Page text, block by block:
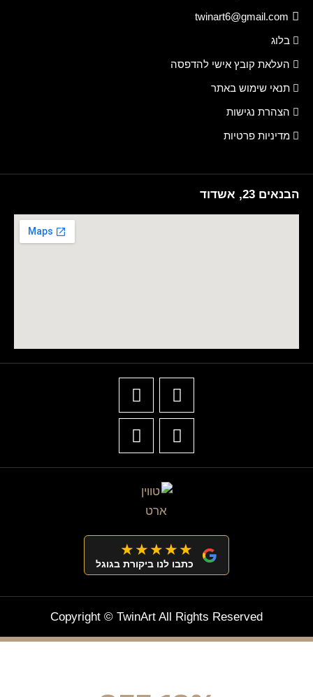
twinart6@gmail.com
בלוג
העלאת קובץ אישי להדפסה
תנאי שימוש באתר
הצהרת נגישות
מדיניות פרטיות
הבנאים 23, אשדוד
★★★★★
כתבו לנו ביקורת בגוגל
Copyright © TwinArt All Rights Reserved